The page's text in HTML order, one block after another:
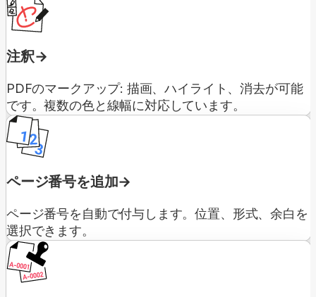
注釈
PDFのマークアップ: 描画、ハイライト、消去が可能
です。複数の色と線幅に対応しています。
ページ番号を追加
ページ番号を自動で付与します。位置、形式、余白を
選択できます。